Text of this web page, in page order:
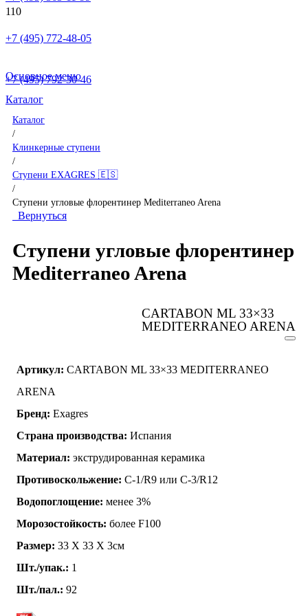
+7 (495) 772-48-05
+7 (495) 792-30-46
Основное меню
Каталог
Каталог
/
Клинкерные ступени
/
Ступени EXAGRES 🇪🇸
/
Ступени угловые флорентинер Mediterraneo Arena
Вернуться
Ступени угловые флорентинер
Mediterraneo Arena
CARTABON ML 33×33
MEDITERRANEO ARENA
Артикул: CARTABON ML 33×33 MEDITERRANEO
ARENA
Бренд: Exagres
Страна производства: Испания
Материал: экструдированная керамика
Противоскольжение: C-1/R9 или C-3/R12
Водопоглощение: менее 3%
Морозостойкость: более F100
Размер: 33 Х 33 Х 3см
Шт./упак.: 1
Шт./пал.: 92